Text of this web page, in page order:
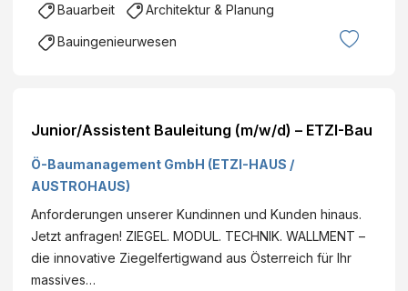
Bauarbeit Architektur & Planung
Bauingenieurwesen
Junior/Assistent Bauleitung (m/w/d) – ETZI-Bau
Ö-Baumanagement GmbH (ETZI-HAUS /
AUSTROHAUS)
Anforderungen unserer Kundinnen und Kunden hinaus.
Jetzt anfragen! ZIEGEL. MODUL. TECHNIK. WALLMENT –
die innovative Ziegelfertigwand aus Österreich für Ihr
massives…